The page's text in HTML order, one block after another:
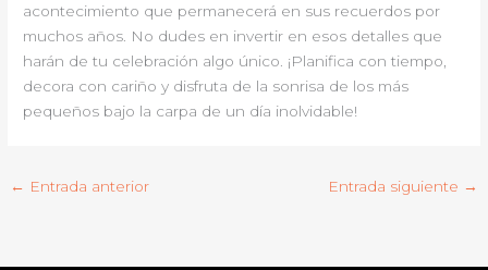
acontecimiento que permanecerá en sus recuerdos por
muchos años. No dudes en invertir en esos detalles que
harán de tu celebración algo único. ¡Planifica con tiempo,
decora con cariño y disfruta de la sonrisa de los más
pequeños bajo la carpa de un día inolvidable!
← Entrada anterior Entrada siguiente →